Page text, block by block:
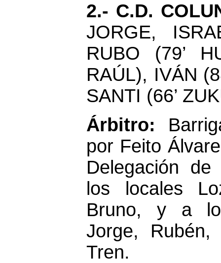
2.- C.D.
JORGE,
RUBO (79’
RAÚL), IVÁN
SANTI (66’
Árbitro:
por Feito
Delegación
los locales
Bruno, y a
Jorge,
Tren.